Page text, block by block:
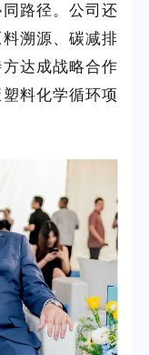
路径。公司还
溯源、碳减排
达成战略合作
料化学循环项